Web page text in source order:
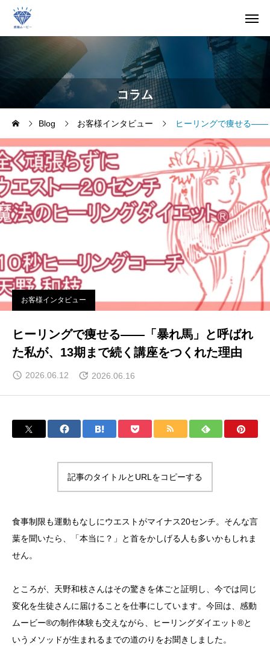
コラム
Blog お客様インタビュー ヒーリングで痩せる——
お客様インタビュー
ヒーリングで痩せる——「暴れ馬」と呼ばれ
た私が、13期まで続く講座をつくれた理由
2026.06.12 2026.06.16
記事のタイトルとURLをコピーする
食事制限も運動もなしにウエストがマイナス20センチ。そんな言
葉を聞いたら、「本当に？」と首をかしげる人も多いかもしれま
せん。
ところが、天野和枝さんはその驚きを体ごと証明し、今では同じ
変化を生徒さんに届けることを仕事にしています。今回は、感動
ムービー®の制作体験も交えながら、ヒーリングダイエット®と
いうメソッドが生まれるまでの道のりをお聞きしました。